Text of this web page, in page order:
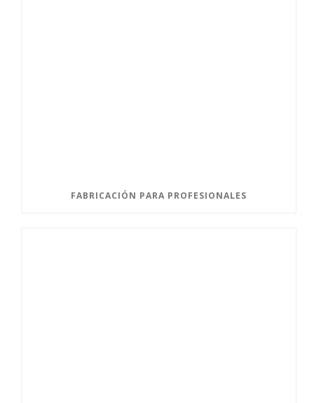
FABRICACIÓN PARA PROFESIONALES